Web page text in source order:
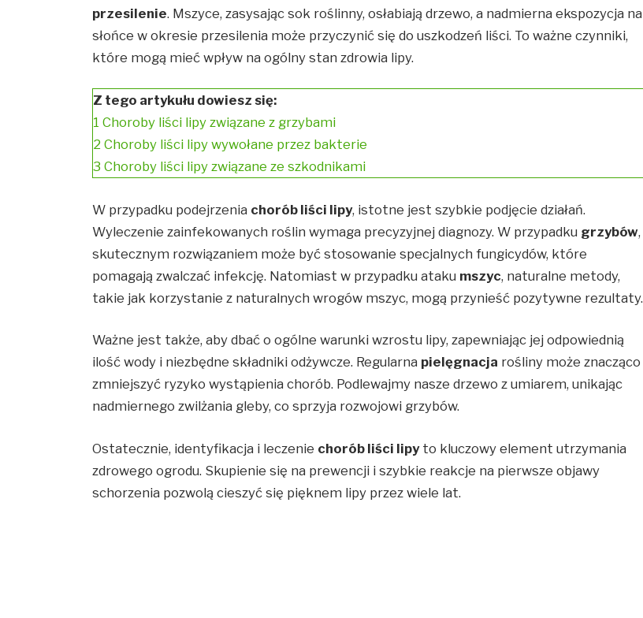
przesilenie. Mszyce, zasysając sok roślinny, osłabiają drzewo, a nadmierna ekspozycja na
słońce w okresie przesilenia może przyczynić się do uszkodzeń liści. To ważne czynniki,
które mogą mieć wpływ na ogólny stan zdrowia lipy.
Z tego artykułu dowiesz się:
1 Choroby liści lipy związane z grzybami
2 Choroby liści lipy wywołane przez bakterie
3 Choroby liści lipy związane ze szkodnikami
W przypadku podejrzenia chorób liści lipy, istotne jest szybkie podjęcie działań.
Wyleczenie zainfekowanych roślin wymaga precyzyjnej diagnozy. W przypadku grzybów,
skutecznym rozwiązaniem może być stosowanie specjalnych fungicydów, które
pomagają zwalczać infekcję. Natomiast w przypadku ataku mszyc, naturalne metody,
takie jak korzystanie z naturalnych wrogów mszyc, mogą przynieść pozytywne rezultaty.
Ważne jest także, aby dbać o ogólne warunki wzrostu lipy, zapewniając jej odpowiednią
ilość wody i niezbędne składniki odżywcze. Regularna pielęgnacja rośliny może znacząco
zmniejszyć ryzyko wystąpienia chorób. Podlewajmy nasze drzewo z umiarem, unikając
nadmiernego zwilżania gleby, co sprzyja rozwojowi grzybów.
Ostatecznie, identyfikacja i leczenie chorób liści lipyto kluczowy element utrzymania
zdrowego ogrodu. Skupienie się na prewencji i szybkie reakcje na pierwsze objawy
schorzenia pozwolą cieszyć się pięknem lipy przez wiele lat.